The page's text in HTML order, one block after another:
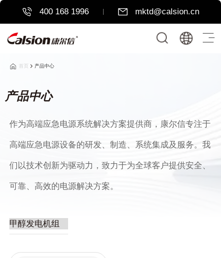
400 168 1996 mktd@calsion.cn
首页 产品中心
产品中心
作为高端应急电源系统解决方案提供商，康尔信专注于
高端应急电源设备的研发、制造、系统集成及服务。我
们以技术创新为驱动力，致力于为全球客户提供安全、
可靠、高效的电源解决方案。